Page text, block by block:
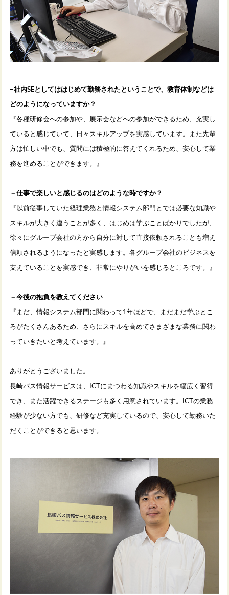
−社内SEとしてははじめて勤務されたということで、教育体制などは
どのようになっていますか？
『各種研修会への参加や、展示会などへの参加ができるため、充実し
ていると感じていて、日々スキルアップを実感しています。また先輩
方は忙しい中でも、質問には積極的に答えてくれるため、安心して業
務を進めることができます。』
－仕事で楽しいと感じるのはどのような時ですか？
『以前従事していた経理業務と情報システム部門とでは必要な知識や
スキルが大きく違うことが多く、はじめは学ぶことばかりでしたが、
徐々にグループ会社の方から自分に対して直接依頼されることも増え
信頼されるようになったと実感します。各グループ会社のビジネスを
支えていることを実感でき、非常にやりがいを感じるところです。』
－今後の抱負を教えてください
『まだ、情報システム部門に関わって1年ほどで、まだまだ学ぶとこ
ろがたくさんあるため、さらにスキルを高めてさまざまな業務に関わ
っていきたいと考えています。』
ありがとうございました。
長崎バス情報サービスは、 ICT にまつわる知識やスキルを幅広く習得
でき、また活躍できるステージも多く用意されています。 ICTの業務
経験が少ない方でも、研修など充実しているので、安心して勤務いた
だくことができると思います。